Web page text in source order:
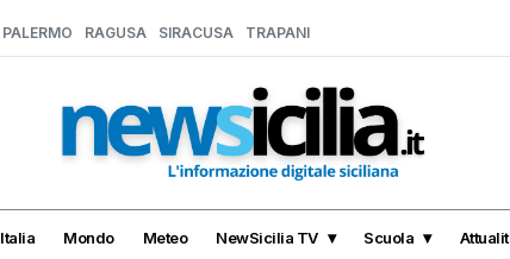
PALERMO RAGUSA SIRACUSA TRAPANI
Italia Mondo Meteo NewSicilia TV Scuola